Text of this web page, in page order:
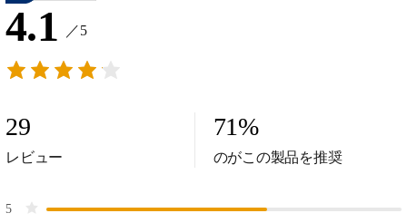
4.1 ／5
29
レビュー
71%
のがこの製品を推奨
5